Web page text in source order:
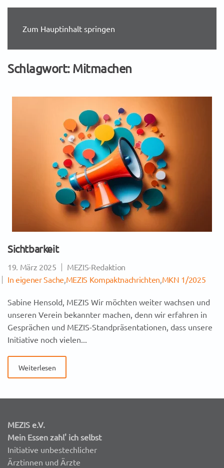
Zum Hauptinhalt springen
Schlagwort: Mitmachen
Sichtbarkeit
19. März 2025
MEZIS-Redaktion
In eigener Sache,MEZIS Kompaktnachrichten,MKN 1/2025
Sabine Hensold, MEZIS Wir möchten weiter wachsen und
unseren Verein bekannter machen, denn wir erfahren in
Gesprächen und MEZIS-Standpräsentationen, dass unsere
Initiative noch vielen...
Weiterlesen
MEZIS e.V.
Mein Essen zahl' ich selbst
Initiative unbestechlicher
Ärztinnen und Ärzte